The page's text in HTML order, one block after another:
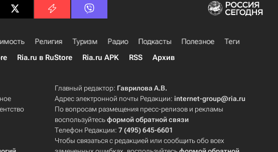
Религия Туризм Радио Подкасты Полезное
Теги
Ria.ru в RuStore Ria.ru APK RSS Архив
Главный редактор: Гаврилова А.В.
Адрес электронной почты Редакции:internet-group@ria.ru
По вопросам размещения пресс-релизов и рекламы
воспользуйтесьформой обратной связи
Телефон Редакции:7 (495) 645-6601
Чтобы связаться с редакцией или сообщить обо всех